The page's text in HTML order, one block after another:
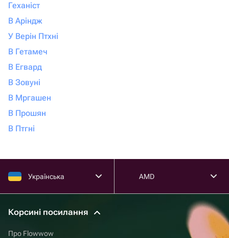
Геханіст
В Аріндж
У Верін Птхні
В Гетамеч
В Егвард
В Зовуні
В Мргашен
В Прошян
В Птгні
Українська AMD
Корсині посилання
Про Flowwow